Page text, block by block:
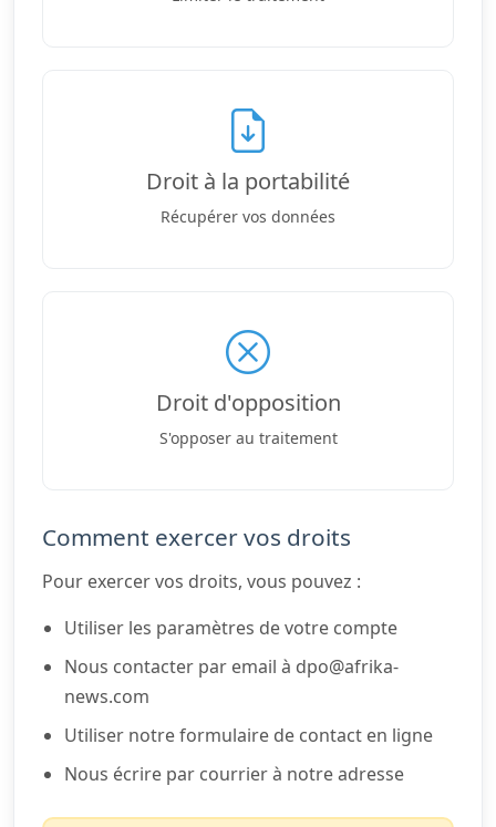
Droit à la portabilité
Récupérer vos données
Droit d'opposition
S'opposer au traitement
Comment exercer vos droits
Pour exercer vos droits, vous pouvez :
Utiliser les paramètres de votre compte
Nous contacter par email à dpo@afrika-
news.com
Utiliser notre formulaire de contact en ligne
Nous écrire par courrier à notre adresse